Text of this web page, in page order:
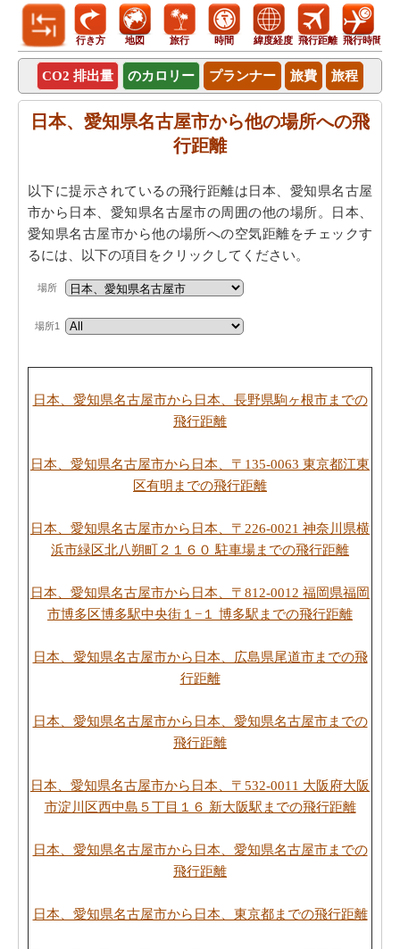
行き方 地図 旅行 時間 緯度経度 飛行距離 飛行時間
CO2 排出量 のカロリー プランナー 旅費 旅程
日本、愛知県名古屋市から他の場所への飛
行距離
以下に提示されているの飛行距離は日本、愛知県名古屋
市から日本、愛知県名古屋市の周囲の他の場所。日本、
愛知県名古屋市から他の場所への空気距離をチェックす
るには、以下の項目をクリックしてください。
場所
場所1
日本、愛知県名古屋市から日本、長野県駒ヶ根市までの
飛行距離
日本、愛知県名古屋市から日本、〒135-0063 東京都江東
区有明までの飛行距離
日本、愛知県名古屋市から日本、〒226-0021 神奈川県横
浜市緑区北八朔町２１６０ 駐車場までの飛行距離
日本、愛知県名古屋市から日本、〒812-0012 福岡県福岡
市博多区博多駅中央街１−１ 博多駅までの飛行距離
日本、愛知県名古屋市から日本、広島県尾道市までの飛
行距離
日本、愛知県名古屋市から日本、愛知県名古屋市までの
飛行距離
日本、愛知県名古屋市から日本、〒532-0011 大阪府大阪
市淀川区西中島５丁目１６ 新大阪駅までの飛行距離
日本、愛知県名古屋市から日本、愛知県名古屋市までの
飛行距離
日本、愛知県名古屋市から日本、東京都までの飛行距離